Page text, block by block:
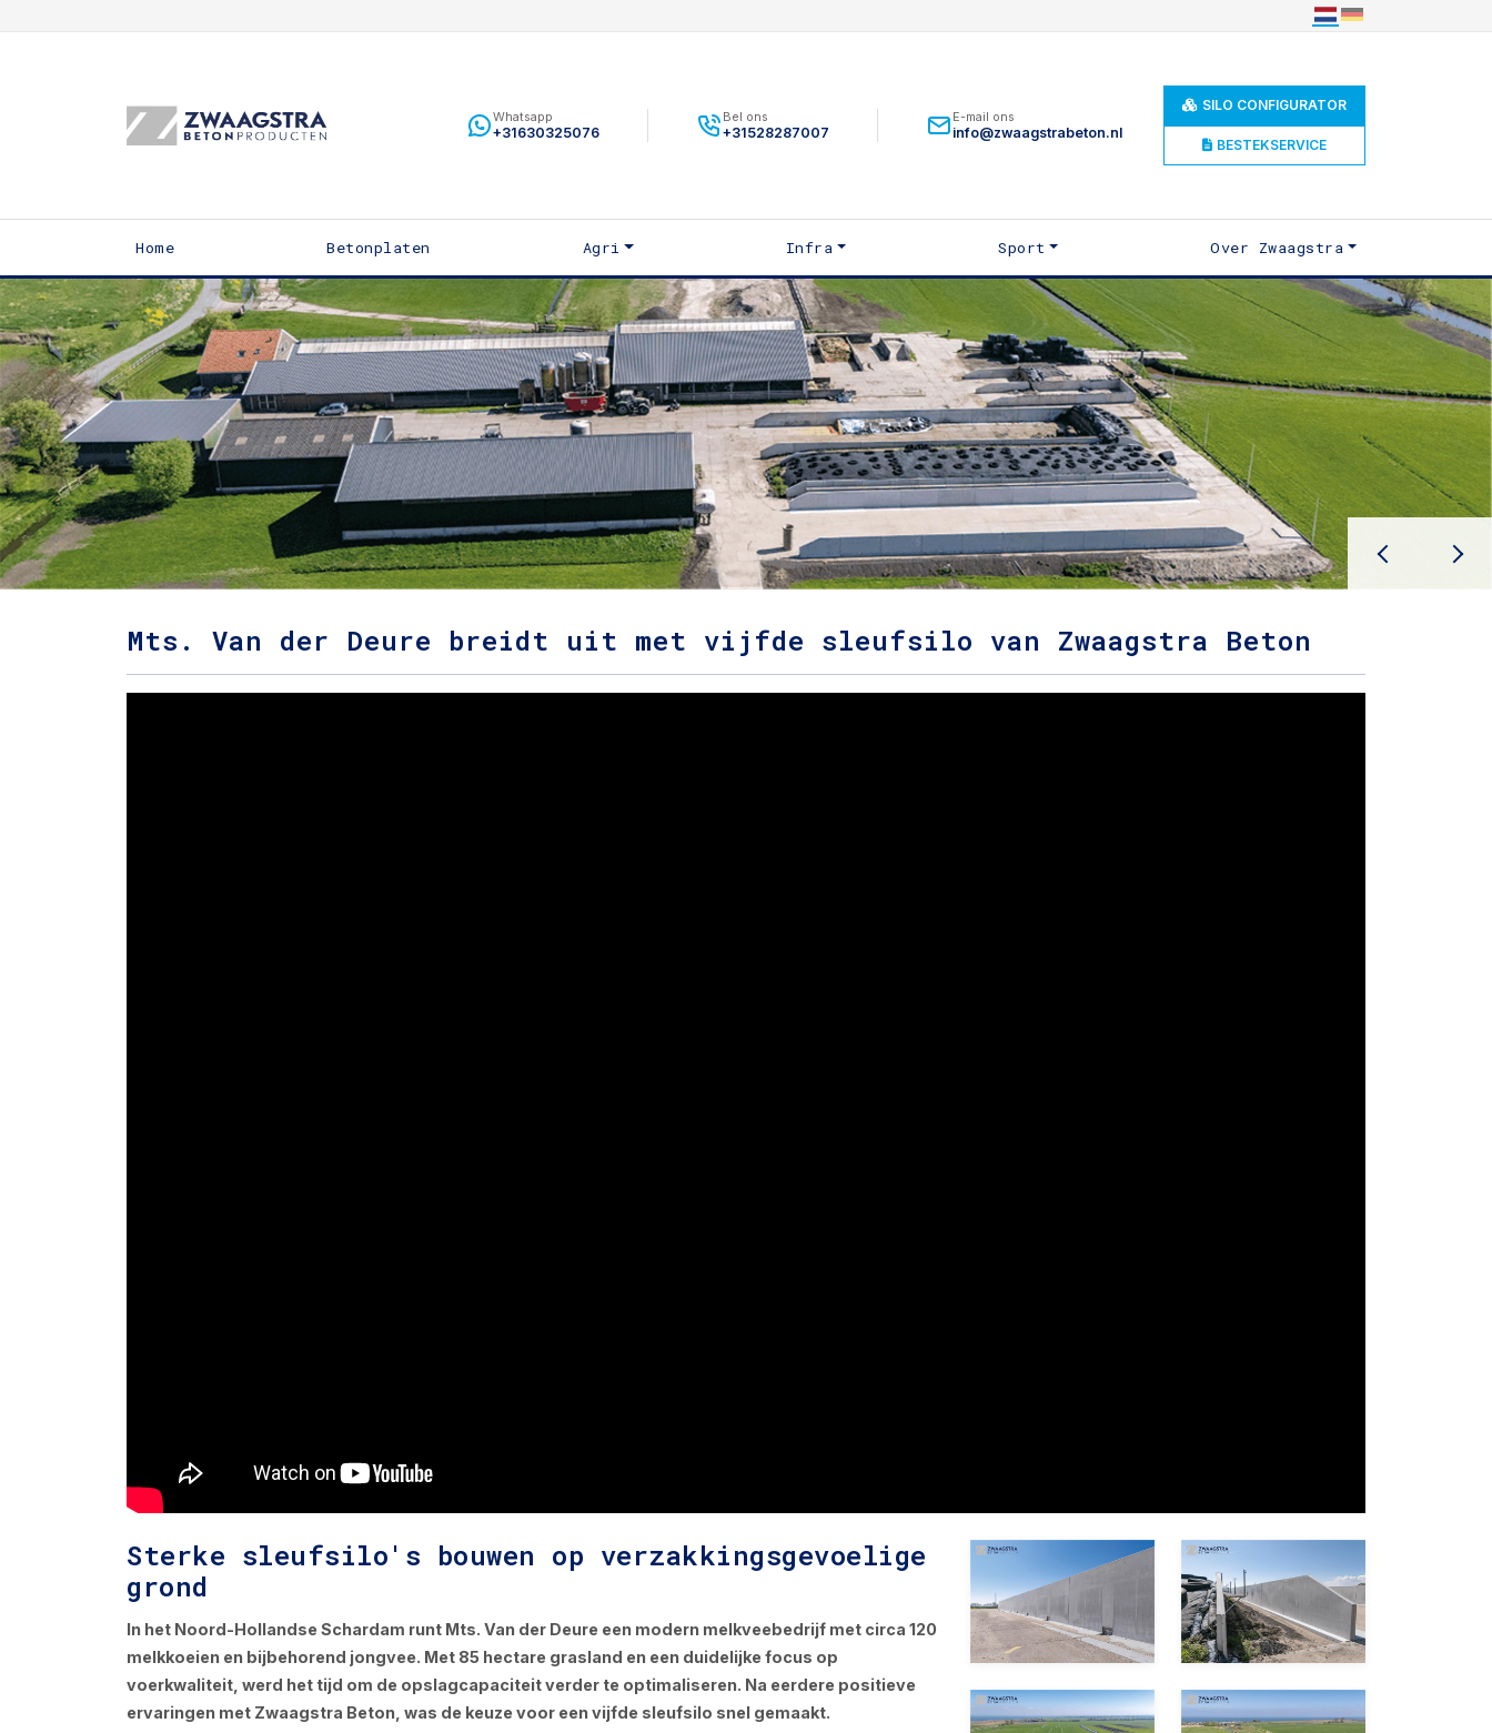
Whatsapp
+31630325076
Bel ons
+31528287007
E-mail ons
info@zwaagstrabeton.nl
SILO CONFIGURATOR
BESTEKSERVICE
Home Betonplaten Agri Infra Sport Over Zwaagstra
Mts. Van der Deure breidt uit met vijfde sleufsilo van Zwaagstra Beton
Sterke sleufsilo's bouwen op verzakkingsgevoelige
grond
In het Noord-Hollandse Schardam runt Mts. Van der Deure een modern melkveebedrijf met circa 120
melkkoeien en bijbehorend jongvee. Met 85 hectare grasland en een duidelijke focus op
voerkwaliteit, werd het tijd om de opslagcapaciteit verder te optimaliseren. Na eerdere positieve
ervaringen met Zwaagstra Beton, was de keuze voor een vijfde sleufsilo snel gemaakt.